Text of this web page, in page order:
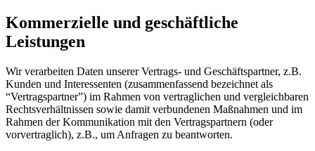
Kommerzielle und geschäftliche
Leistungen
Wir verarbeiten Daten unserer Vertrags- und Geschäftspartner, z.B.
Kunden und Interessenten (zusammenfassend bezeichnet als
“Vertragspartner”) im Rahmen von vertraglichen und vergleichbaren
Rechtsverhältnissen sowie damit verbundenen Maßnahmen und im
Rahmen der Kommunikation mit den Vertragspartnern (oder
vorvertraglich), z.B., um Anfragen zu beantworten.